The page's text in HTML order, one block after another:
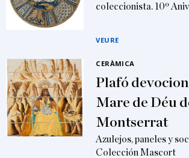
coleccionista. 10º
VEURE
CERÀMICA
Plafó
Mare de Déu
Montserrat
Azulejos, paneles y
Colección Mascort